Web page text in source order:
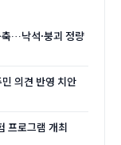
…낙석·붕괴 정량
의견 반영 치안
프로그램 개최